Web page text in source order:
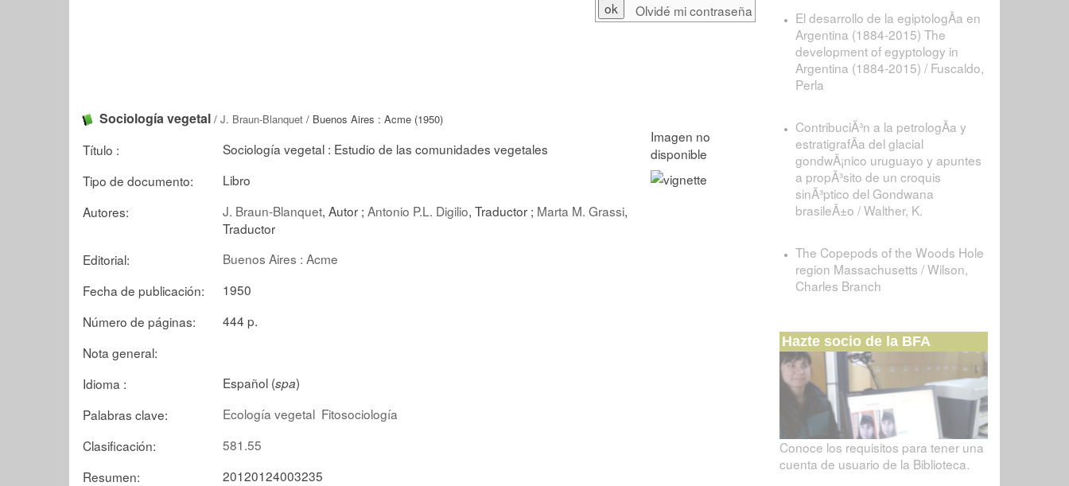
Sociología vegetal / J. Braun-Blanquet / Buenos Aires : Acme (1950)
Título :
Sociología vegetal : Estudio de las comunidades vegetales
Tipo de documento:
Libro
Autores:
J. Braun-Blanquet, Autor ; Antonio P.L. Digilio, Traductor ; Marta M. Grassi,
Traductor
Editorial:
Buenos Aires : Acme
Fecha de publicación:
1950
Número de páginas:
444 p.
Nota general:
Idioma :
Español (spa)
Palabras clave:
Ecología vegetal Fitosociología
Clasificación:
581.55
Resumen:
20120124003235
Olvidé mi contraseña
El desarrollo de la egiptologÃ­a en
Argentina (1884-2015) The
development of egyptology in
Argentina (1884-2015) / Fuscaldo,
Perla
ContribuciÃ³n a la petrologÃ­a y
estratigrafÃ­a del glacial
gondwÃ¡nico uruguayo y apuntes
a propÃ³sito de un croquis
sinÃ³ptico del Gondwana
brasileÃ±o / Walther, K.
The Copepods of the Woods Hole
region Massachusetts / Wilson,
Charles Branch
Hazte socio de la BFA
Conoce los requisitos para tener una
cuenta de usuario de la Biblioteca.